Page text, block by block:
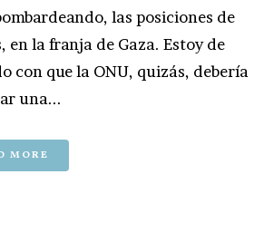
las posiciones de
en la franja de Gaza. Estoy de
con que la ONU, quizás, debería
una...
MORE